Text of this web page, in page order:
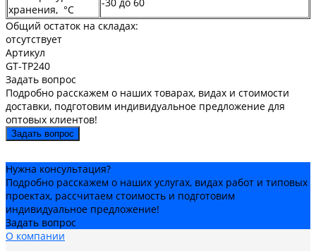
хранения, °C
Общий остаток на складах:
отсутствует
Артикул
GT-TP240
Задать вопрос
Подробно расскажем о наших товарах, видах и стоимости
доставки, подготовим индивидуальное предложение для
оптовых клиентов!
Задать вопрос
Нужна консультация?
Подробно расскажем о наших услугах, видах работ и типовых
проектах, рассчитаем стоимость и подготовим
индивидуальное предложение!
Задать вопрос
О компании